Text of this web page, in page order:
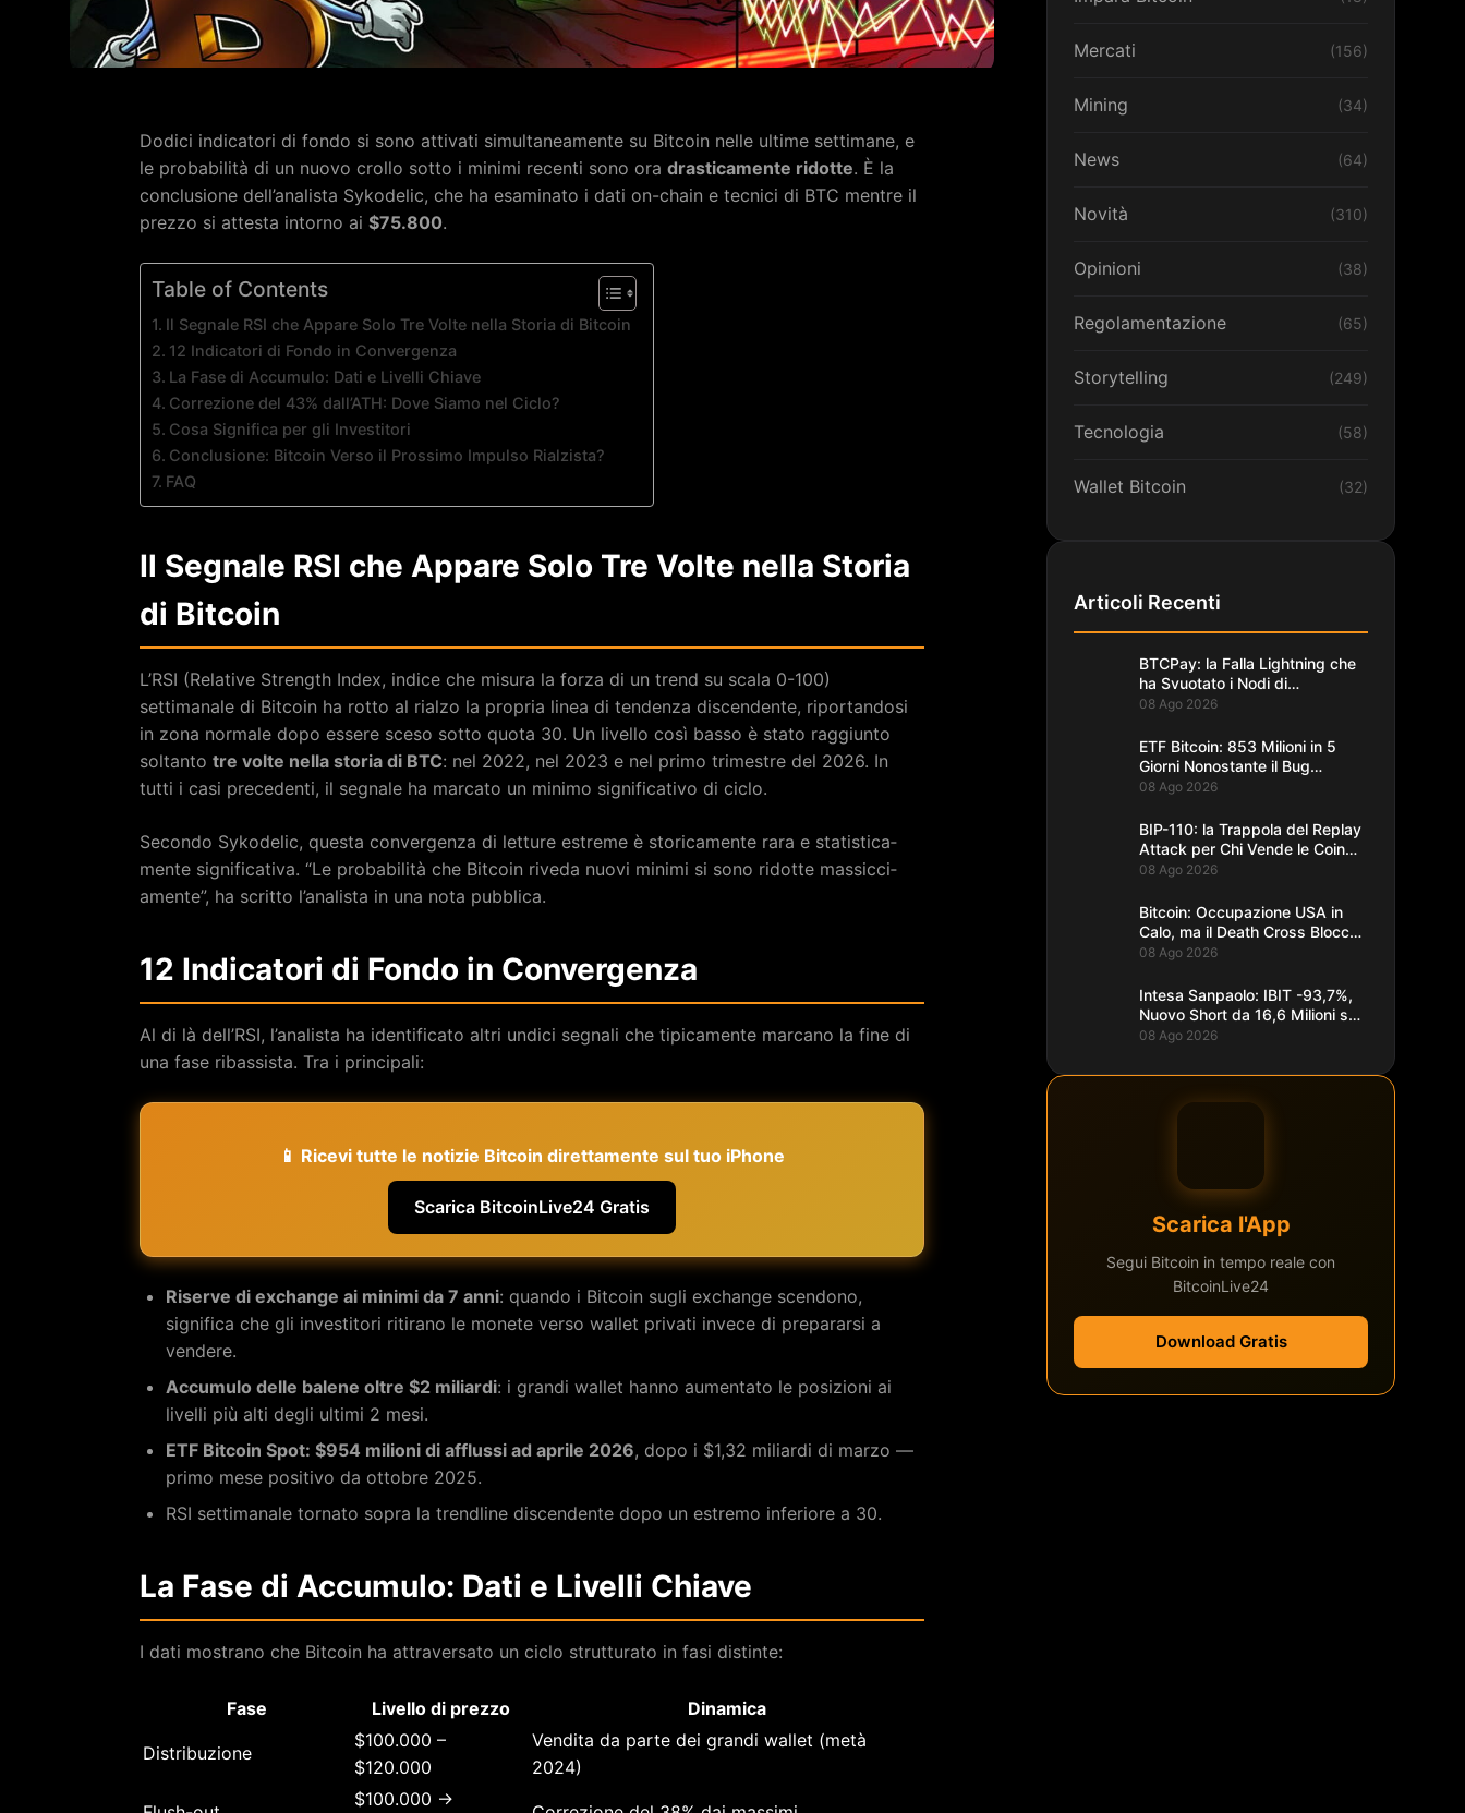
Dodici indicatori di fondo si sono attivati simultaneamente su Bitcoin nelle ultime settimane, e
le probabilità di un nuovo crollo sotto i minimi recenti sono ora drasticamente ridotte. È la
conclusione dell’analista Sykodelic, che ha esaminato i dati on-chain e tecnici di BTC mentre il
prezzo si attesta intorno ai $75.800.
Table of Contents
Il Segnale RSI che Appare Solo Tre Volte nella Storia di Bitcoin
12 Indicatori di Fondo in Convergenza
La Fase di Accumulo: Dati e Livelli Chiave
Correzione del 43% dall’ATH: Dove Siamo nel Ciclo?
Cosa Significa per gli Investitori
Conclusione: Bitcoin Verso il Prossimo Impulso Rialzista?
FAQ
Il Segnale RSI che Appare Solo Tre Volte nella Storia
di Bitcoin
L’RSI (Relative Strength Index, indice che misura la forza di un trend su scala 0-100)
settimanale di Bitcoin ha rotto al rialzo la propria linea di tendenza discendente, riportandosi
in zona normale dopo essere sceso sotto quota 30. Un livello così basso è stato raggiunto
soltanto tre volte nella storia di BTC: nel 2022, nel 2023 e nel primo trimestre del 2026. In
tutti i casi precedenti, il segnale ha marcato un minimo significativo di ciclo.
Secondo Sykodelic, questa convergenza di letture estreme è storicamente rara e statistica­
mente significativa. “Le probabilità che Bitcoin riveda nuovi minimi si sono ridotte massicci­
amente”, ha scritto l’analista in una nota pubblica.
12 Indicatori di Fondo in Convergenza
Al di là dell’RSI, l’analista ha identificato altri undici segnali che tipicamente marcano la fine di
una fase ribassista. Tra i principali:
📱 Ricevi tutte le notizie Bitcoin direttamente sul tuo iPhone
Scarica BitcoinLive24 Gratis
Riserve di exchange ai minimi da 7 anni: quando i Bitcoin sugli exchange scendono,
significa che gli investitori ritirano le monete verso wallet privati invece di prepararsi a
vendere.
Accumulo delle balene oltre $2 miliardi: i grandi wallet hanno aumentato le posizioni ai
livelli più alti degli ultimi 2 mesi.
ETF Bitcoin Spot: $954 milioni di afflussi ad aprile 2026, dopo i $1,32 miliardi di marzo —
primo mese positivo da ottobre 2025.
RSI settimanale tornato sopra la trendline discendente dopo un estremo inferiore a 30.
La Fase di Accumulo: Dati e Livelli Chiave
I dati mostrano che Bitcoin ha attraversato un ciclo strutturato in fasi distinte:
Fase Livello di prezzo Dinamica
Distribuzione
$100.000 –
$120.000
Vendita da parte dei grandi wallet (metà
2024)
$100.000 →
Mercati (156)
Mining (34)
News (64)
Novità (310)
Opinioni (38)
Regolamentazione (65)
Storytelling (249)
Tecnologia (58)
Wallet Bitcoin (32)
Articoli Recenti
BTCPay: la Falla Lightning che
ha Svuotato i Nodi di
Foundation
08 Ago 2026
ETF Bitcoin: 853 Milioni in 5
Giorni Nonostante il Bug
Coldcard
08 Ago 2026
BIP-110: la Trappola del Replay
Attack per Chi Vende le Coin
del Fork
08 Ago 2026
Bitcoin: Occupazione USA in
Calo, ma il Death Cross Blocca
il Rally
08 Ago 2026
Intesa Sanpaolo: IBIT -93,7%,
Nuovo Short da 16,6 Milioni su
Bitcoin
08 Ago 2026
Scarica l'App
Segui Bitcoin in tempo reale con
BitcoinLive24
Download Gratis